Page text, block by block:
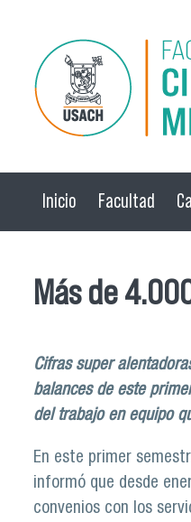
Pasar al contenido principal
Inicio Facultad
Más de
Cifras super
balances de este
del trabajo en equipo
En este primer
informó que desde
convenios con los